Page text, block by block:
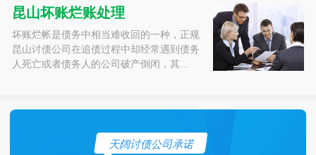
昆山坏账烂账处理
坏账烂帐是债务中相当难收回的一种，正规
昆山讨债公司在追债过程中却经常遇到债务
人死亡或者债务人的公司破产倒闭，其…
天阔讨债公司承诺